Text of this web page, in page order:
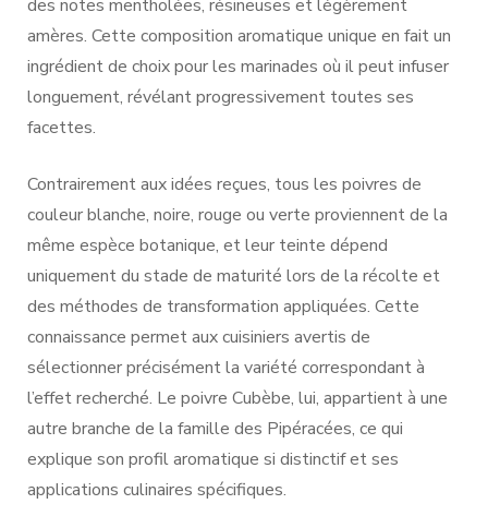
des notes mentholées, résineuses et légèrement
amères. Cette composition aromatique unique en fait un
ingrédient de choix pour les marinades où il peut infuser
longuement, révélant progressivement toutes ses
facettes.
Contrairement aux idées reçues, tous les poivres de
couleur blanche, noire, rouge ou verte proviennent de la
même espèce botanique, et leur teinte dépend
uniquement du stade de maturité lors de la récolte et
des méthodes de transformation appliquées. Cette
connaissance permet aux cuisiniers avertis de
sélectionner précisément la variété correspondant à
l’effet recherché. Le poivre Cubèbe, lui, appartient à une
autre branche de la famille des Pipéracées, ce qui
explique son profil aromatique si distinctif et ses
applications culinaires spécifiques.